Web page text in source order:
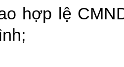
lệ